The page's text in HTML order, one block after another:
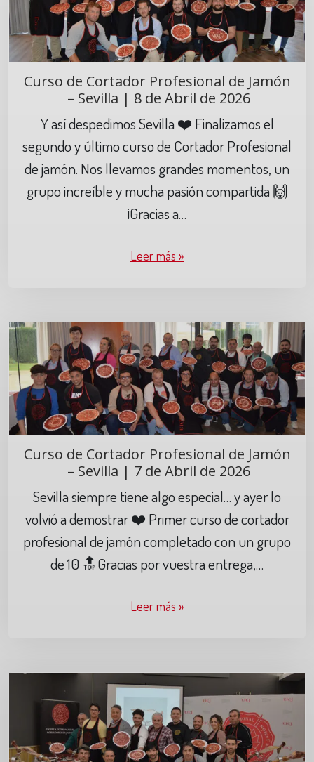
Curso de Cortador Profesional de Jamón
– Sevilla | 8 de Abril de 2026
Y así despedimos Sevilla ❤️ Finalizamos el
segundo y último curso de Cortador Profesional
de jamón. Nos llevamos grandes momentos, un
grupo increíble y mucha pasión compartida 🙌
¡Gracias a…
Leer más »
Curso de Cortador Profesional de Jamón
– Sevilla | 7 de Abril de 2026
Sevilla siempre tiene algo especial… y ayer lo
volvió a demostrar ❤️ Primer curso de cortador
profesional de jamón completado con un grupo
de 10 🔝Gracias por vuestra entrega,…
Leer más »